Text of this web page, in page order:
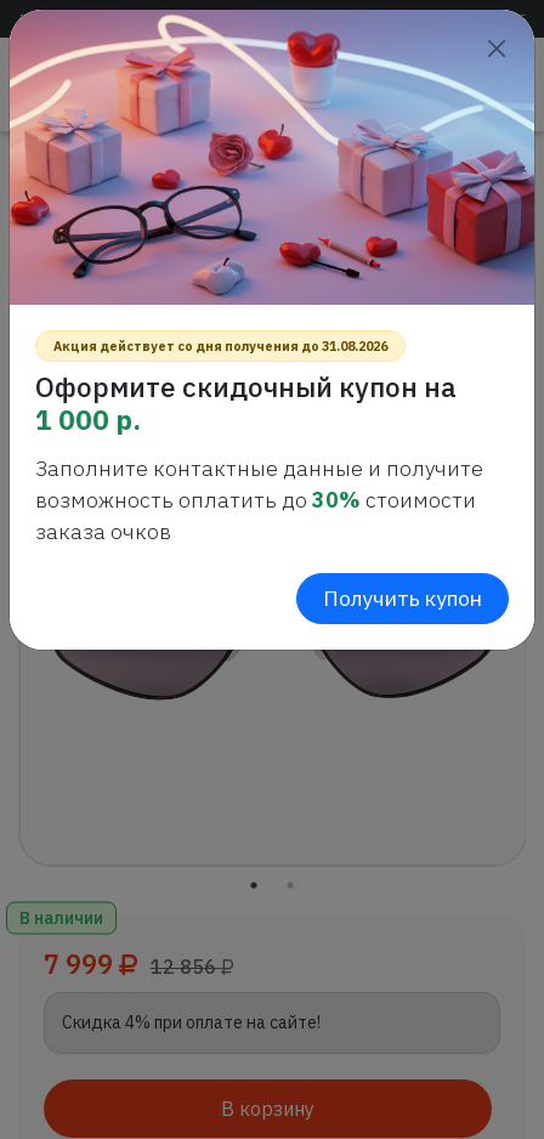
Доставка по всей России +7 (383) 288-54-55
САЛОН ОПТИКИ
Проверить
зрение
Главная
Интернет-магазин оптики
Солнцезащитные очки
Elfspirit ES 1207 c3 Polarised Солнцезащитные очки
ELFSPIRIT ES 1207 C3 POLARISED
СОЛНЦЕЗАЩИТНЫЕ ОЧКИ
В наличии
7 999 12 856
Скидка 4% при оплате на сайте!
В корзину
Акция действует со дня получения до 31.08.2026
Оформите скидочный купон на
1 000 р.
Заполните контактные данные и получите
возможность оплатить до 30% стоимости
заказа очков
Получить купон